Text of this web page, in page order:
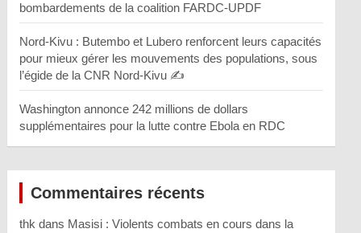
bombardements de la coalition FARDC-UPDF
Nord-Kivu : Butembo et Lubero renforcent leurs capacités
pour mieux gérer les mouvements des populations, sous
l’égide de la CNR Nord-Kivu ✍️
Washington annonce 242 millions de dollars
supplémentaires pour la lutte contre Ebola en RDC
Commentaires récents
thk dans Masisi : Violents combats en cours dans la